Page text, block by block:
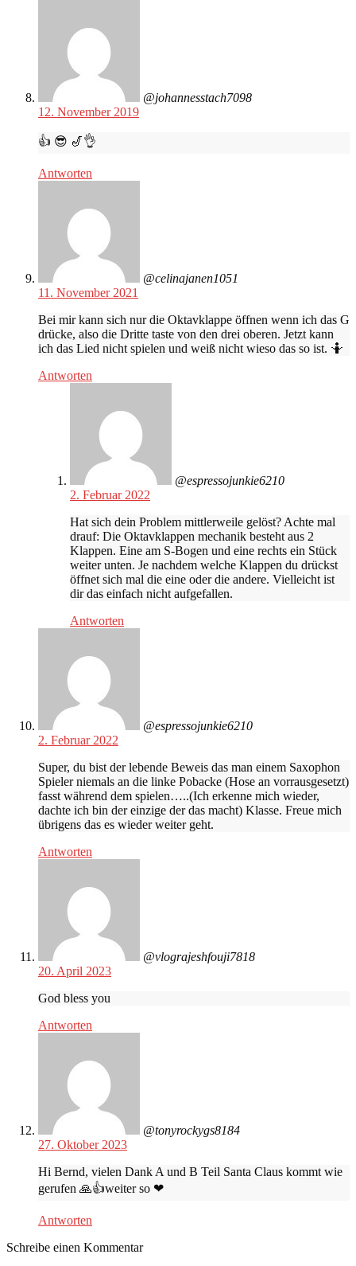
@johannesstach7098
12. November 2019
👍 😎 🎷👌
Antworten
@celinajanen1051
11. November 2021
Bei mir kann sich nur die Oktavklappe öffnen wenn ich das G
drücke, also die Dritte taste von den drei oberen. Jetzt kann
ich das Lied nicht spielen und weiß nicht wieso das so ist. 🤷
Antworten
@espressojunkie6210
2. Februar 2022
Hat sich dein Problem mittlerweile gelöst? Achte mal
drauf: Die Oktavklappen mechanik besteht aus 2
Klappen. Eine am S-Bogen und eine rechts ein Stück
weiter unten. Je nachdem welche Klappen du drückst
öffnet sich mal die eine oder die andere. Vielleicht ist
dir das einfach nicht aufgefallen.
Antworten
@espressojunkie6210
2. Februar 2022
Super, du bist der lebende Beweis das man einem Saxophon
Spieler niemals an die linke Pobacke (Hose an vorrausgesetzt)
fasst während dem spielen…..(Ich erkenne mich wieder,
dachte ich bin der einzige der das macht) Klasse. Freue mich
übrigens das es wieder weiter geht.
Antworten
@vlograjeshfouji7818
20. April 2023
God bless you
Antworten
@tonyrockygs8184
27. Oktober 2023
Hi Bernd, vielen Dank A und B Teil Santa Claus kommt wie
gerufen 🙏👍weiter so ❤
Antworten
Schreibe einen Kommentar